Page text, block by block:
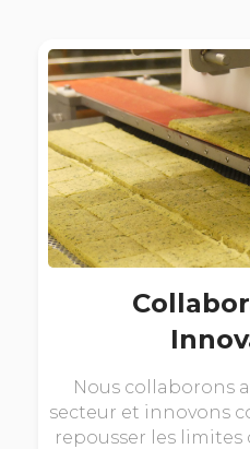
Nous collaborons
secteur et innovons
repousser les